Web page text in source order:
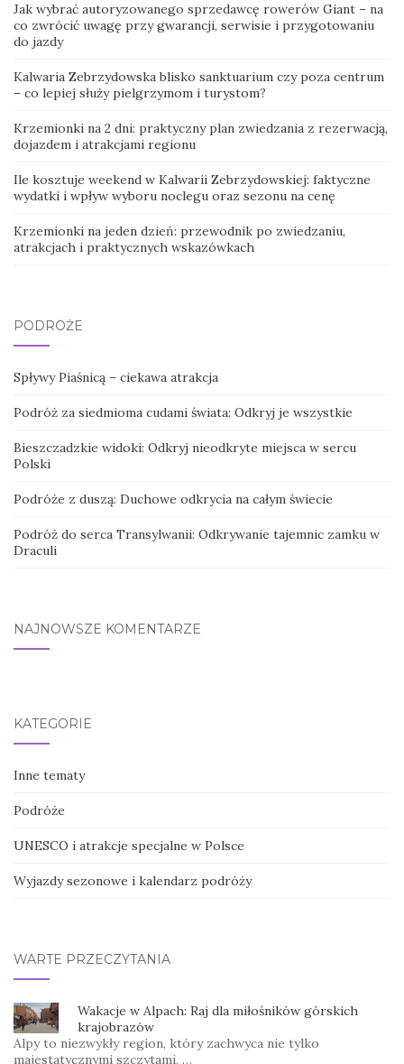
Jak wybrać autoryzowanego sprzedawcę rowerów Giant – na
co zwrócić uwagę przy gwarancji, serwisie i przygotowaniu
do jazdy
Kalwaria Zebrzydowska blisko sanktuarium czy poza centrum
– co lepiej służy pielgrzymom i turystom?
Krzemionki na 2 dni: praktyczny plan zwiedzania z rezerwacją,
dojazdem i atrakcjami regionu
Ile kosztuje weekend w Kalwarii Zebrzydowskiej: faktyczne
wydatki i wpływ wyboru noclegu oraz sezonu na cenę
Krzemionki na jeden dzień: przewodnik po zwiedzaniu,
atrakcjach i praktycznych wskazówkach
PODRÓŻE
Spływy Piaśnicą – ciekawa atrakcja
Podróż za siedmioma cudami świata: Odkryj je wszystkie
Bieszczadzkie widoki: Odkryj nieodkryte miejsca w sercu
Polski
Podróże z duszą: Duchowe odkrycia na całym świecie
Podróż do serca Transylwanii: Odkrywanie tajemnic zamku w
Draculi
NAJNOWSZE KOMENTARZE
KATEGORIE
Inne tematy
Podróże
UNESCO i atrakcje specjalne w Polsce
Wyjazdy sezonowe i kalendarz podróży
WARTE PRZECZYTANIA
Wakacje w Alpach: Raj dla miłośników górskich
krajobrazów
Alpy to niezwykły region, który zachwyca nie tylko
majestatycznymi szczytami, …